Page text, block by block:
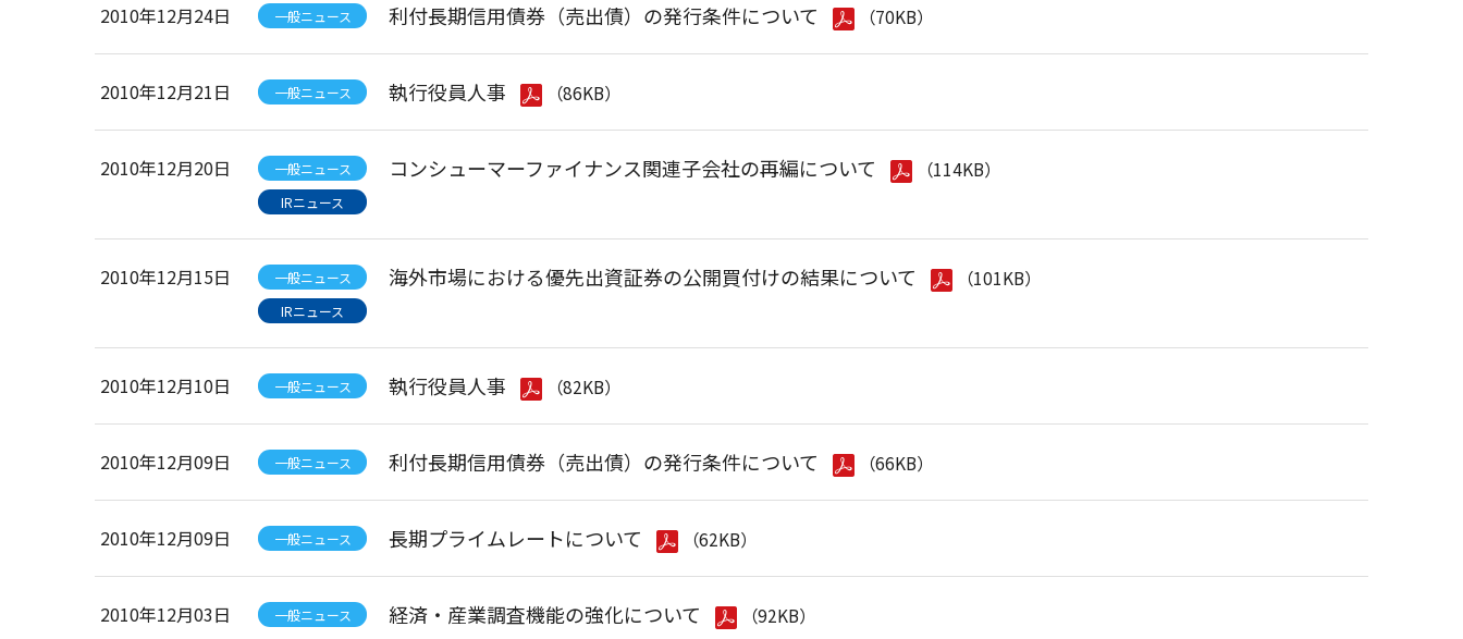
2010年12月24日 一般ニュース 利付長期信用債券（売出債）の発行条件について （70KB）
2010年12月21日 一般ニュース 執行役員人事 （86KB）
2010年12月20日
一般ニュース
IRニュース
コンシューマーファイナンス関連子会社の再編について （114KB）
2010年12月15日
一般ニュース
IRニュース
海外市場における優先出資証券の公開買付けの結果について （101KB）
2010年12月10日 一般ニュース 執行役員人事 （82KB）
2010年12月09日 一般ニュース 利付長期信用債券（売出債）の発行条件について （66KB）
2010年12月09日 一般ニュース 長期プライムレートについて （62KB）
2010年12月03日 一般ニュース 経済・産業調査機能の強化について （92KB）